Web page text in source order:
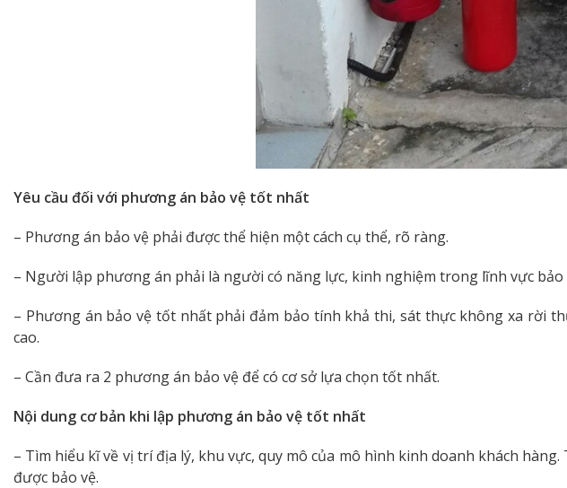
Yêu cầu đối với phương án bảo vệ tốt nhất
– Phương án bảo vệ phải được thể hiện một cách cụ thể, rõ ràng.
– Người lập phương án phải là người có năng lực, kinh nghiệm trong lĩnh vực bảo
– Phương án bảo vệ tốt nhất phải đảm bảo tính khả thi, sát thực không xa rời
cao.
– Cần đưa ra 2 phương án bảo vệ để có cơ sở lựa chọn tốt nhất.
Nội dung cơ bản khi lập phương án bảo vệ tốt nhất
– Tìm hiểu kĩ về vị trí địa lý, khu vực, quy mô của mô hình kinh doanh khách
được bảo vệ.